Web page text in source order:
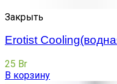
Закрыть
Erotist
25 Br
В корзину